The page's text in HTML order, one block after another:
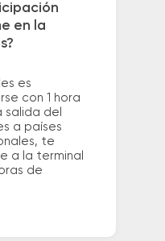
en la
es
con 1 hora
salida del
a países
te
a la terminal
de